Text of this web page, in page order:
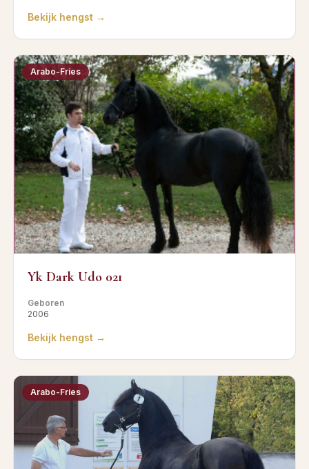
Bekijk hengst →
Arabo-Fries
Yk Dark Udo 021
Geboren
2006
Bekijk hengst →
Arabo-Fries